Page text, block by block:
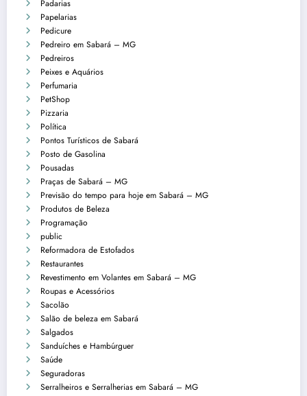
Padarias
Papelarias
Pedicure
Pedreiro em Sabará – MG
Pedreiros
Peixes e Aquários
Perfumaria
PetShop
Pizzaria
Política
Pontos Turísticos de Sabará
Posto de Gasolina
Pousadas
Praças de Sabará – MG
Previsão do tempo para hoje em Sabará – MG
Produtos de Beleza
Programação
public
Reformadora de Estofados
Restaurantes
Revestimento em Volantes em Sabará – MG
Roupas e Acessórios
Sacolão
Salão de beleza em Sabará
Salgados
Sanduíches e Hambúrguer
Saúde
Seguradoras
Serralheiros e Serralherias em Sabará – MG